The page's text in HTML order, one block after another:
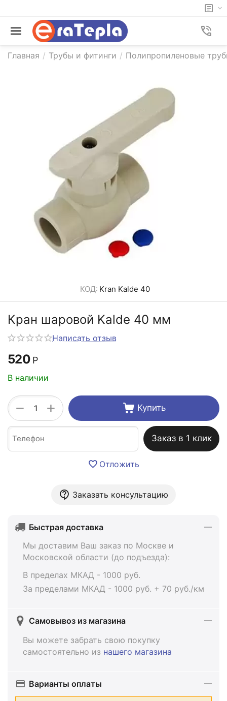
Главная / Трубы и фитинги / Полипропиленовые
КОД: Kran Kalde 40
Кран шаровой Kalde 40 мм
Написать отзыв
520 Р
В наличии
+
− Купить
Заказ в 1 клик
Отложить
Заказать консультацию
Быстрая доставка
Мы доставим Ваш заказ по Москве и
Московской области (до подъезда):
В пределах МКАД - 1000 руб.
За пределами МКАД - 1000 руб. + 70 руб./км
Самовывоз из магазина
Вы можете забрать свою покупку
самостоятельно из нашего магазина
Варианты оплаты